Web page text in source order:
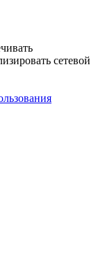
сетевой